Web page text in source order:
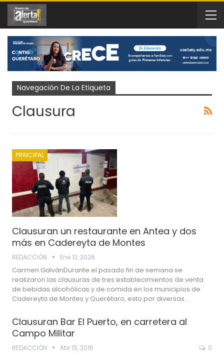
Navegación De La Etiqueta
Clausura
PRINCIPAL
Clausuran un restaurante en Antea y dos
más en Cadereyta de Montes
REDACCIÓN Ene 12, 2026
Carmen GalvánDurante el pasado fin de semana se
realizaron las clausuras de tres establecimientos de venta
de bebidas alcohólicas y de comida en los municipios de
Cadereyta de Montes y Querétaro, esto por diversas…
Clausuran Bar El Puerto, en carretera al
Campo Militar
REDACCIÓN Abr 15, 2016 0